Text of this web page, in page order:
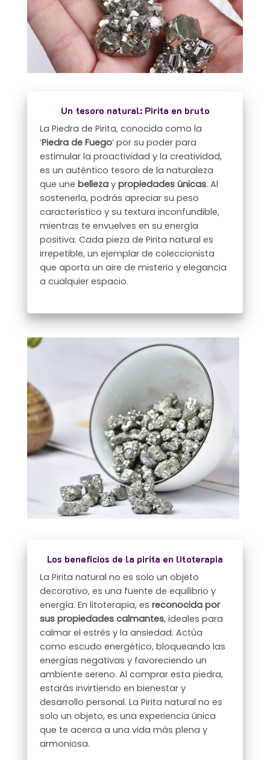
Un tesoro natural: Pirita en bruto
La Piedra de Pirita, conocida como la
‘Piedra de Fuego‘ por su poder para
estimular la proactividad y la creatividad,
es un auténtico tesoro de la naturaleza
que unebelleza ypropiedades únicas. Al
sostenerla, podrás apreciar su peso
característico y su textura inconfundible,
mientras te envuelves en su energía
positiva. Cada pieza de Pirita natural es
irrepetible, un ejemplar de coleccionista
que aporta un aire de misterio y elegancia
a cualquier espacio.
Los beneficios de la pirita en litoterapia
La Pirita natural no es solo un objeto
decorativo, es una fuente de equilibrio y
energía. En litoterapia, esreconocida por
sus propiedades calmantes, ideales para
calmar el estrés y la ansiedad. Actúa
como escudo energético, bloqueando las
energías negativas y favoreciendo un
ambiente sereno. Al comprar esta piedra,
estarás invirtiendo en bienestar y
desarrollo personal. La Pirita natural no es
solo un objeto, es una experiencia única
que te acerca a una vida más plena y
armoniosa.